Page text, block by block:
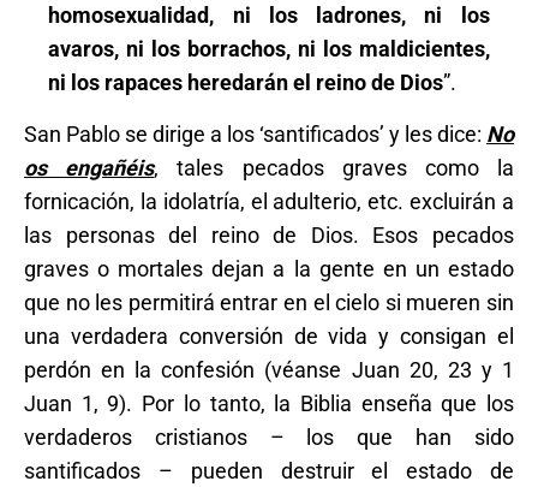
homosexualidad, ni los ladrones, ni los
avaros, ni los borrachos, ni los maldicientes,
ni los rapaces heredarán el reino de Dios”.
San Pablo se dirige a los ‘santificados’ y les dice: No
os engañéis, tales pecados graves como la
fornicación, la idolatría, el adulterio, etc. excluirán a
las personas del reino de Dios. Esos pecados
graves o mortales dejan a la gente en un estado
que no les permitirá entrar en el cielo si mueren sin
una verdadera conversión de vida y consigan el
perdón en la confesión (véanse Juan 20, 23 y 1
Juan 1, 9). Por lo tanto, la Biblia enseña que los
verdaderos cristianos – los que han sido
santificados – pueden destruir el estado de